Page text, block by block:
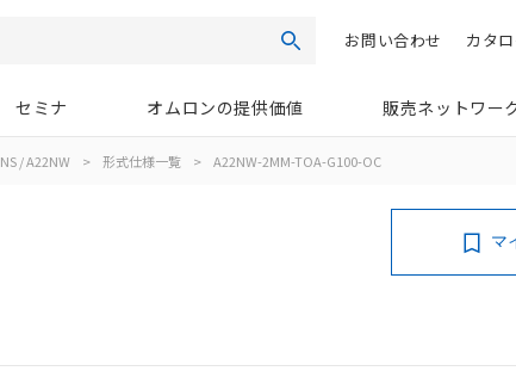
検索 カタ
お問い合わせ
セミナ オムロンの提供価値 販売ネットワー
/ A22NW > 形式仕様一覧 > A22NW-2MM-TOA-G100-OC
マ